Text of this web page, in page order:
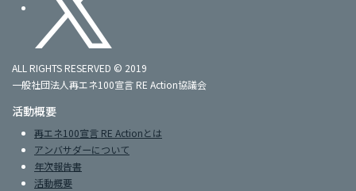
ALL RIGHTS RESERVED © 2019
一般社団法人再エネ100宣言 RE Action協議会
活動概要
再エネ100宣言 RE Actionとは
アンバサダーについて
年次報告書
活動概要